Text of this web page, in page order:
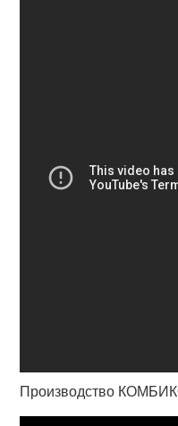
Производство